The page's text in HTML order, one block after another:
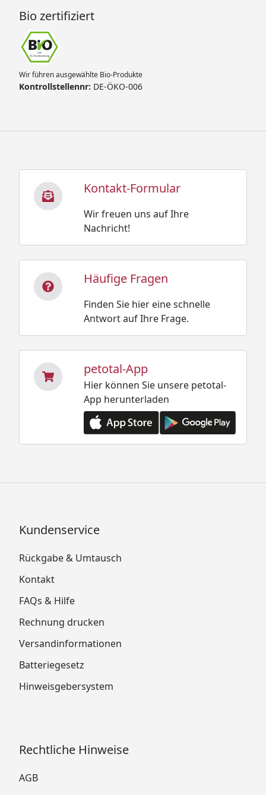
Bio zertifiziert
Wir führen ausgewählte Bio-Produkte
Kontrollstellennr: DE-ÖKO-006
Kontakt-Formular
Wir freuen uns auf Ihre
Nachricht!
Häufige Fragen
Finden Sie hier eine schnelle
Antwort auf Ihre Frage.
petotal-App
Hier können Sie unsere petotal-
App herunterladen
Kundenservice
Rückgabe & Umtausch
Kontakt
FAQs & Hilfe
Rechnung drucken
Versandinformationen
Batteriegesetz
Hinweisgebersystem
Rechtliche Hinweise
AGB